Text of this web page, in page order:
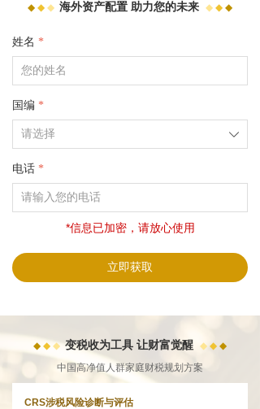
CRS涉税风险诊断与评估
中国高净值人群家庭财税规划方案
◆ ◆ ◆变税收为工具 让财富觉醒 ◆ ◆ ◆
◆ ◆ ◆ 海外资产配置 助力您的未来 ◆ ◆ ◆
姓名 *
国编 *
ꄳ
电话 *
*信息已加密，请放心使用
立即获取